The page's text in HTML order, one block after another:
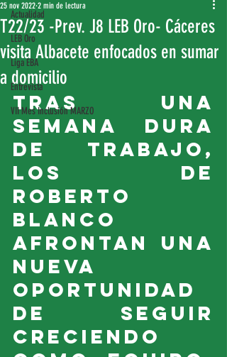
Actualidad
LEB Oro
Liga EBA
Entrevista
VII Mes Inclusión MARZO
T22/23 -Prev. J8 LEB Oro- Cáceres
visita Albacete enfocados en sumar
a domicilio
25 nov 2022 2 min de lectura
Tras una
semana dura
de trabajo,
los de
Roberto
Blanco
afrontan una
nueva
oportunidad
de seguir
creciendo